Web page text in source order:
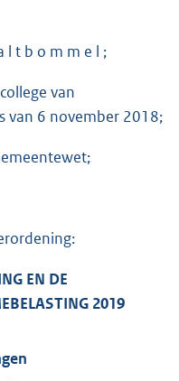
l t b o m m e l ;
van
van 6 november 2018;
EN DE
2019